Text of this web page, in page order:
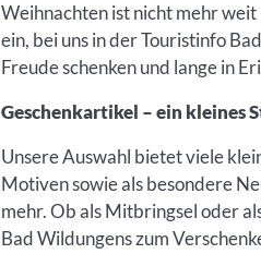
Weihnachten ist nicht mehr weit
ein, bei uns in der Touristinfo
Freude schenken und lange in
Geschenkartikel – ein kleines
Unsere Auswahl bietet viele
Motiven sowie als besondere
mehr. Ob als Mitbringsel oder
Bad Wildungens zum